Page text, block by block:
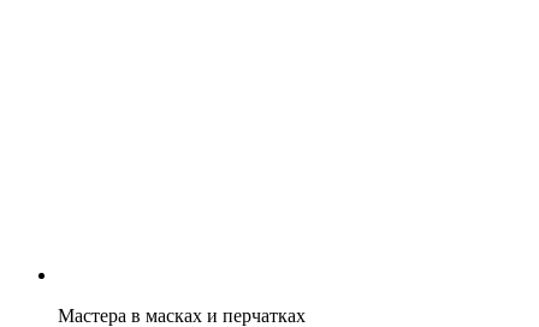
Мастера в масках и перчатках